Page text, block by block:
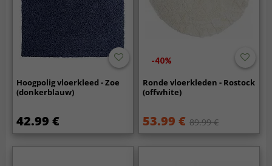
Hoogpolig vloerkleed - Zoe
(donkerblauw)
42.99 €
-40%
Ronde vloerkleden - Rostock
(offwhite)
53.99 € 89.99 €